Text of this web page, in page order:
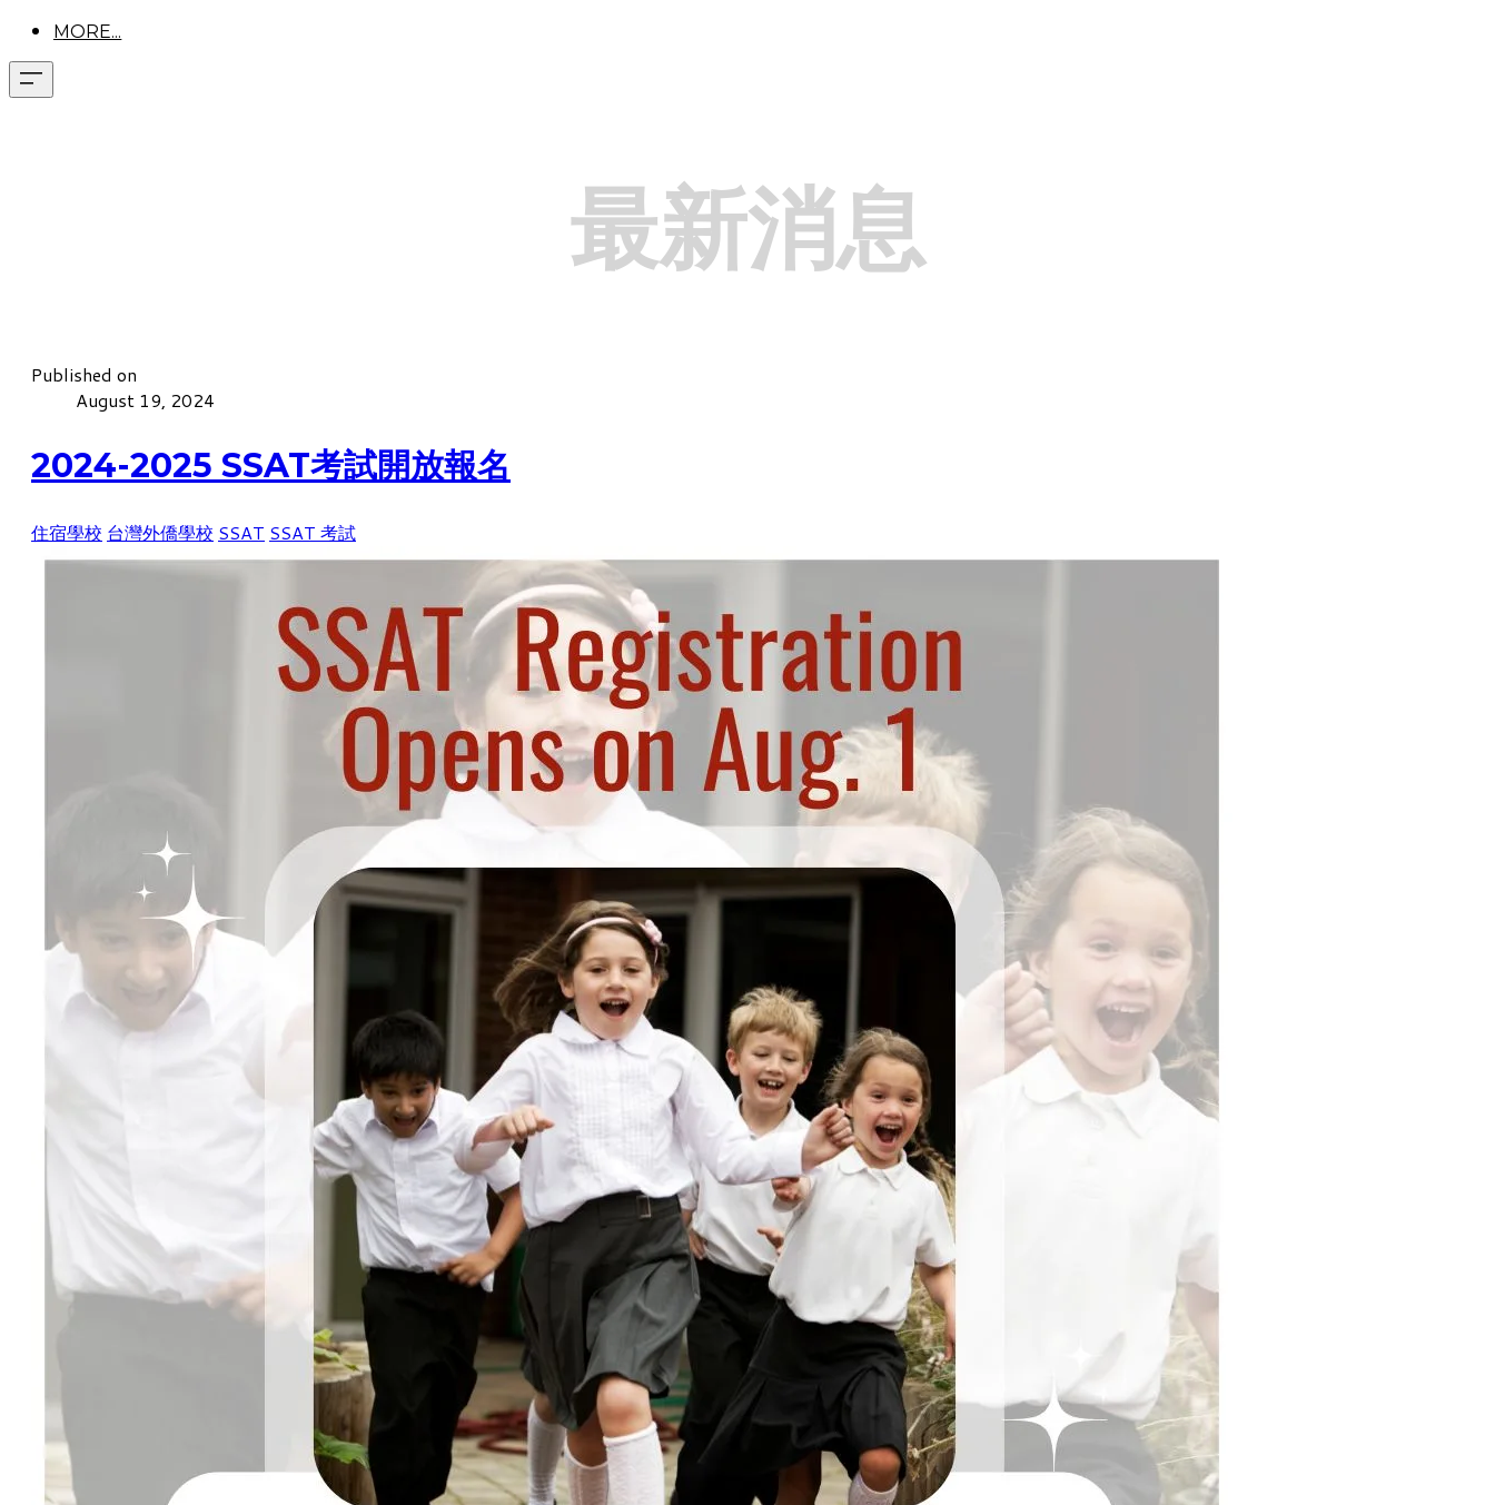
MORE...
最新消息
Published on
August 19, 2024
2024-2025 SSAT考試開放報名
住宿學校 台灣外僑學校 SSAT SSAT 考試